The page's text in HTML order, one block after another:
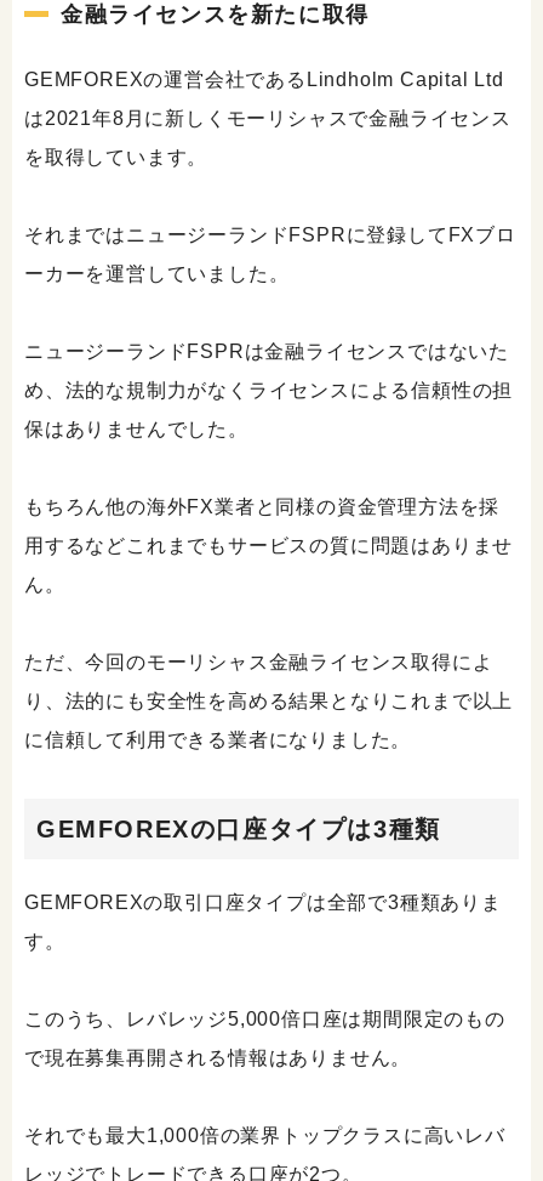
金融ライセンスを新たに取得
GEMFOREXの運営会社であるLindholm Capital Ltd
は2021年8月に新しくモーリシャスで金融ライセンス
を取得しています。
それまではニュージーランドFSPRに登録してFXブロ
ーカーを運営していました。
ニュージーランドFSPRは金融ライセンスではないた
め、法的な規制力がなくライセンスによる信頼性の担
保はありませんでした。
もちろん他の海外FX業者と同様の資金管理方法を採
用するなどこれまでもサービスの質に問題はありませ
ん。
ただ、今回のモーリシャス金融ライセンス取得によ
り、法的にも安全性を高める結果となりこれまで以上
に信頼して利用できる業者になりました。
GEMFOREXの口座タイプは3種類
GEMFOREXの取引口座タイプは全部で3種類ありま
す。
このうち、レバレッジ5,000倍口座は期間限定のもの
で現在募集再開される情報はありません。
それでも最大1,000倍の業界トップクラスに高いレバ
レッジでトレードできる口座が2つ。